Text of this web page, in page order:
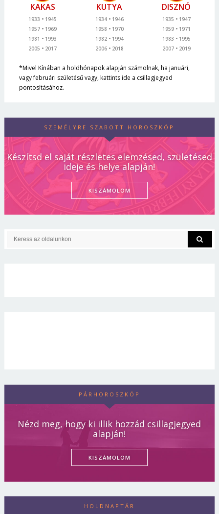
KAKAS
1933
1945
1957
1969
1981
1993
2005
2017
KUTYA
1934
1946
1958
1970
1982
1994
2006
2018
DISZNÓ
1935
1947
1959
1971
1983
1995
2007
2019
*Mivel Kínában a holdhónapok alapján számolnak, ha januári,
vagy februári születésű vagy, kattints ide a csillagjegyed
pontosításához.
SZEMÉLYRE SZABOTT HOROSZKÓP
Készítsd el saját részletes elemzésed, születésed
ideje és helye alapján!
KISZÁMOLOM
PÁRHOROSZKÓP
Nézd meg, hogy ki illik hozzád csillagjegyed
alapján!
KISZÁMOLOM
HOLDNAPTÁR